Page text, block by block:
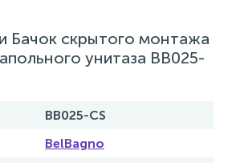
Бачок скрытого монтажа
унитаза BB025-
BB025-CS
BelBagno